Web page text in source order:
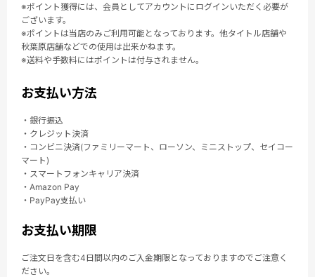
※ポイント獲得には、会員としてアカウントにログインいただく必要が
ございます。
※ポイントは当店のみご利用可能となっております。他タイトル店舗や
秋葉原店舗などでの使用は出来かねます。
※送料や手数料にはポイントは付与されません。
お支払い方法
・銀行振込
・クレジット決済
・コンビニ決済(ファミリーマート、ローソン、ミニストップ、セイコー
マート)
・スマートフォンキャリア決済
・Amazon Pay
・PayPay支払い
お支払い期限
ご注文日を含む4日間以内のご入金期限となっておりますのでご注意く
ださい。